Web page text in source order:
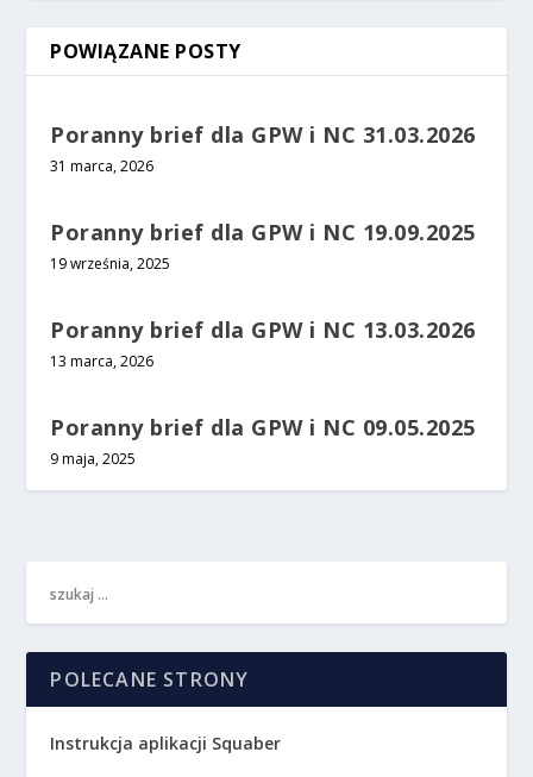
POWIĄZANE POSTY
Poranny brief dla GPW i NC 31.03.2026
31 marca, 2026
Poranny brief dla GPW i NC 19.09.2025
19 września, 2025
Poranny brief dla GPW i NC 13.03.2026
13 marca, 2026
Poranny brief dla GPW i NC 09.05.2025
9 maja, 2025
POLECANE STRONY
Instrukcja aplikacji Squaber